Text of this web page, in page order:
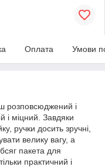
Оплата Умови
розповсюджений і
і міцний. Завдяки
ручки досить зручні,
велику вагу, а
пакета для
практичний і